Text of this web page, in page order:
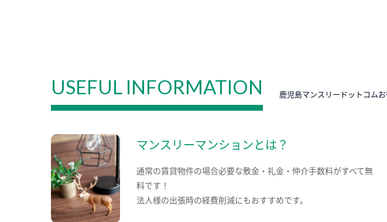
USEFUL INFORMATION 鹿児島マンスリードットコム
マンスリーマンションとは？
通常の賃貸物件の場合必要な敷金・礼金・仲介手数料がすべて無
料です！
法人様の出張時の経費削減にもおすすめです。